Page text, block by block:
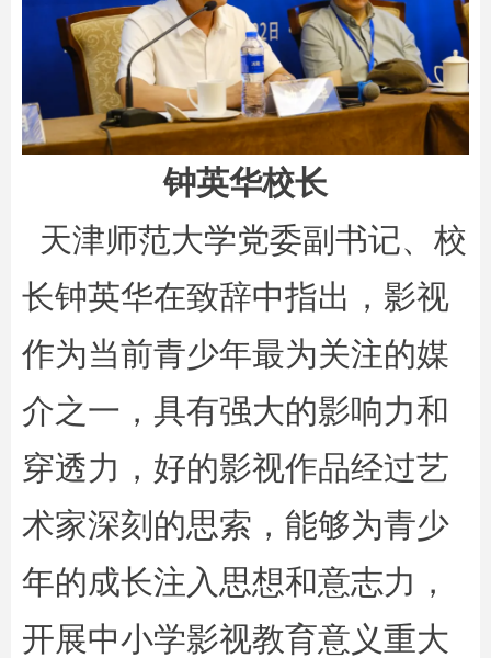
钟英华校长
天津师范大学党委副书记、校
长钟英华在致辞中指出，影视
作为当前青少年最为关注的媒
介之一，具有强大的影响力和
穿透力，好的影视作品经过艺
术家深刻的思索，能够为青少
年的成长注入思想和意志力，
开展中小学影视教育意义重大